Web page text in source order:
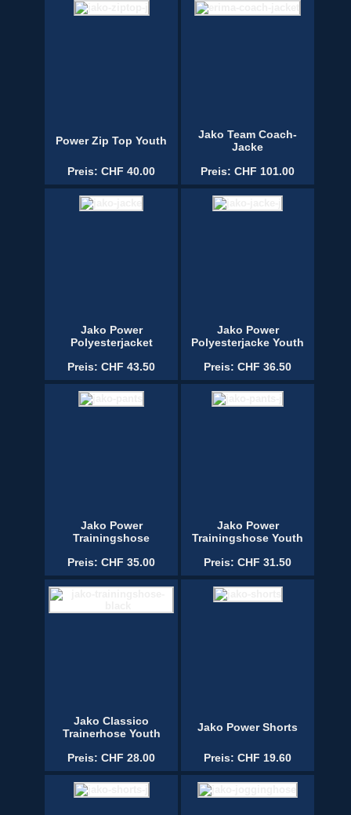
Power Zip Top Youth
Preis: CHF 40.00
Jako Team Coach-
Jacke
Preis: CHF 101.00
Jako Power
Polyesterjacket
Preis: CHF 43.50
Jako Power
Polyesterjacke Youth
Preis: CHF 36.50
Jako Power
Trainingshose
Preis: CHF 35.00
Jako Power
Trainingshose Youth
Preis: CHF 31.50
Jako Classico
Trainerhose Youth
Preis: CHF 28.00
Jako Power Shorts
Preis: CHF 19.60